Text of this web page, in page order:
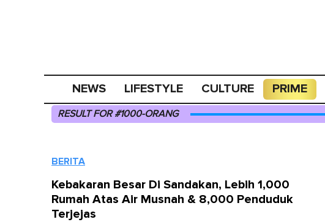
NEWS LIFESTYLE CULTURE PRIME
RESULT FOR #1000-ORANG
BERITA
Kebakaran Besar Di Sandakan, Lebih 1,000
Rumah Atas Air Musnah & 8,000 Penduduk
Terjejas